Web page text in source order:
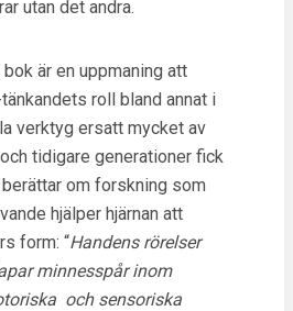
utan det andra.
är en uppmaning att
roll bland annat i
verktyg ersatt mycket av
tidigare generationer fick
om forskning som
hjälper hjärnan att
form: “Handens rörelser
minnesspår inom
och sensoriska